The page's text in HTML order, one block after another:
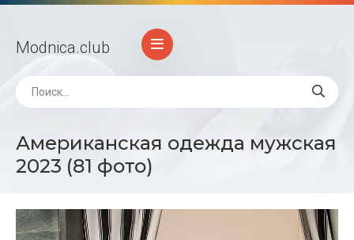
Modnica.club
Американская одежда мужская
2023 (81 фото)